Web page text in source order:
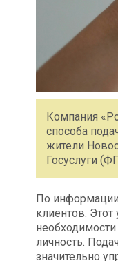
Компания
способа
жители
Госуслуги
По
клиентов.
личность.
значительно